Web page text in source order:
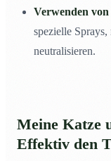
Verwenden
spezielle
neutralisieren.
Meine Katze
Effektiv den